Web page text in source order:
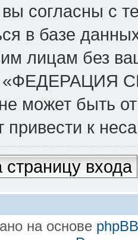
вы согласны с
в базе
лицам без
«ФЕДЕРАЦИЯ
может быть
привести к
страницу входа
на основе phpBB